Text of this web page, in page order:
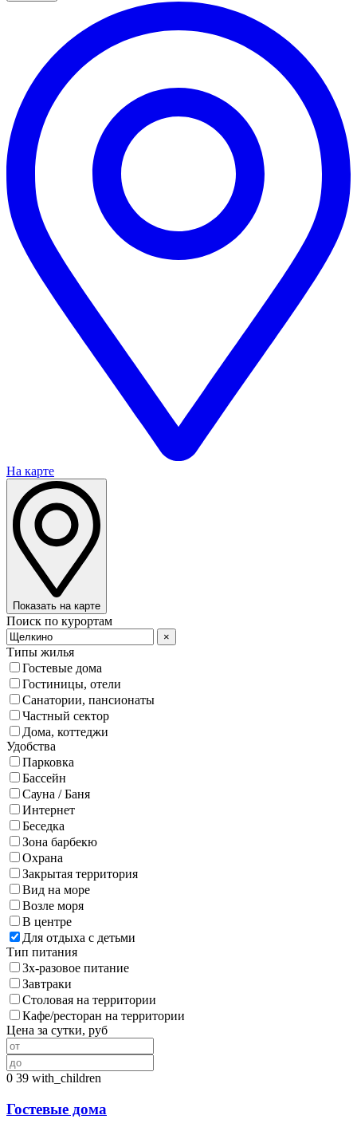
На карте
Показать на карте
Поиск по курортам
×
Типы жилья
Гостевые дома
Гостиницы, отели
Санатории, пансионаты
Частный сектор
Дома, коттеджи
Удобства
Парковка
Бассейн
Сауна / Баня
Интернет
Беседка
Зона барбекю
Охрана
Закрытая территория
Вид на море
Возле моря
В центре
Для отдыха с детьми
Тип питания
3х-разовое питание
Завтраки
Столовая на территории
Кафе/ресторан на территории
Цена за сутки, руб
0 39 with_children
Гостевые дома